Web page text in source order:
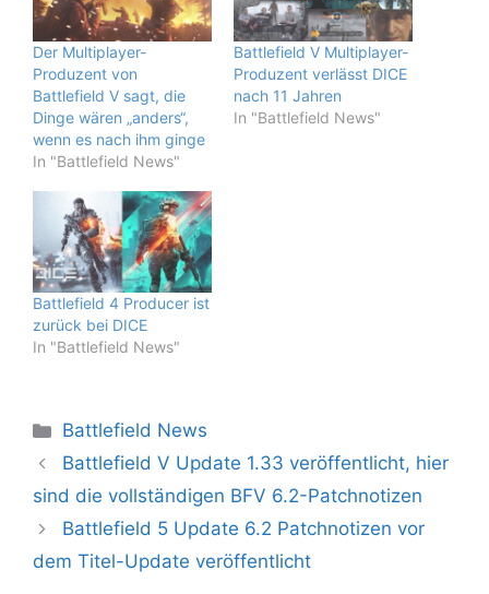
Der Multiplayer-
Produzent von
Battlefield V sagt, die
Dinge wären „anders“,
wenn es nach ihm ginge
In "Battlefield News"
Battlefield V Multiplayer-
Produzent verlässt DICE
nach 11 Jahren
In "Battlefield News"
Battlefield 4 Producer ist
zurück bei DICE
In "Battlefield News"
Kategorien
Battlefield News
Battlefield V Update 1.33 veröffentlicht, hier
sind die vollständigen BFV 6.2-Patchnotizen
Battlefield 5 Update 6.2 Patchnotizen vor
dem Titel-Update veröffentlicht